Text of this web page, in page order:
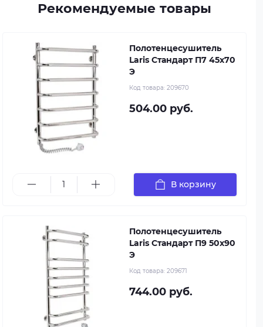
Рекомендуемые товары
Полотенцесушитель
Laris Стандарт П7 45х70
Э
Код товара: 209670
504.00 руб.
В корзину
Полотенцесушитель
Laris Стандарт П9 50х90
Э
Код товара: 209671
744.00 руб.